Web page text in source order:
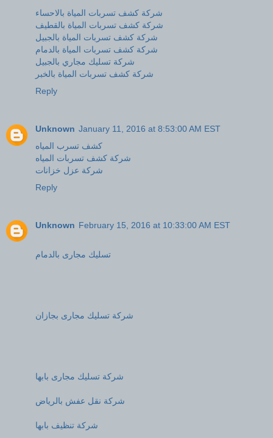
شركة كشف تسربات المياة بالاحساء
شركة كشف تسربات المياة بالقطيف
شركة كشف تسربات المياة بالجبيل
شركة كشف تسربات المياة بالدمام
شركة تسليك مجاري بالجبيل
شركة كشف تسربات المياة بالخبر
Reply
Unknown January 11, 2016 at 8:53:00 AM EST
كشف تسرب المياه
شركة كشف تسربات المياه
شركة عزل خزانات
Reply
Unknown February 15, 2016 at 10:33:00 AM EST
تسليك مجارى بالدمام
شركة تسليك مجارى بجازان
شركة تسليك مجارى بابها
شركة نقل عفش بالرياض
شركة تنظيف بابها